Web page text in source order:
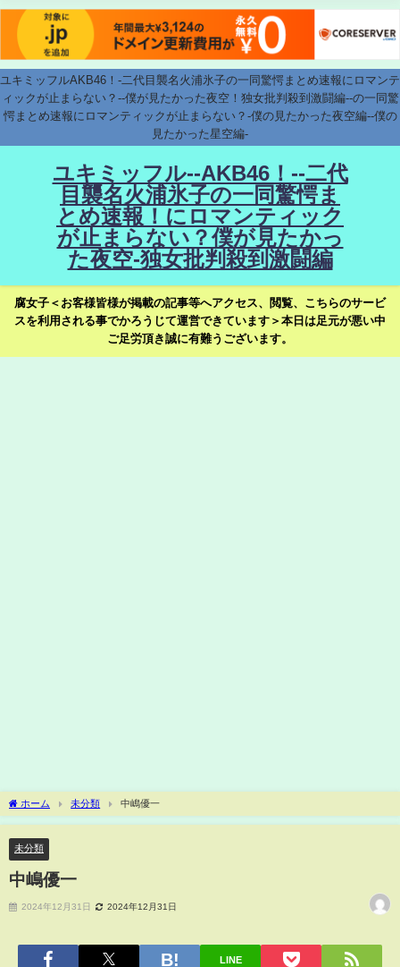
ユキミッフルAKB46！-二代目襲名火浦氷子の一同驚愕まとめ速報にロマンテ
ィックが止まらない？--僕が見たかった夜空！独女批判殺到激闘編--の一同驚
愕まとめ速報にロマンティックが止まらない？-僕の見たかった夜空編--僕の
見たかった星空編-
ユキミッフル--AKB46！--二代
目襲名火浦氷子の一同驚愕ま
とめ速報！にロマンティック
が止まらない？僕が見たかっ
た夜空-独女批判殺到激闘編
腐女子＜お客様皆様が掲載の記事等へアクセス、閲覧、こちらのサービ
スを利用される事でかろうじて運営できています＞本日は足元が悪い中
ご足労頂き誠に有難うございます。
ホーム 未分類 中嶋優一
未分類
中嶋優一
2024年12月31日 2024年12月31日
LINE